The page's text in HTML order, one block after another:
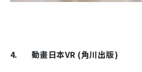
4.
動畫日本VR (角川出版)